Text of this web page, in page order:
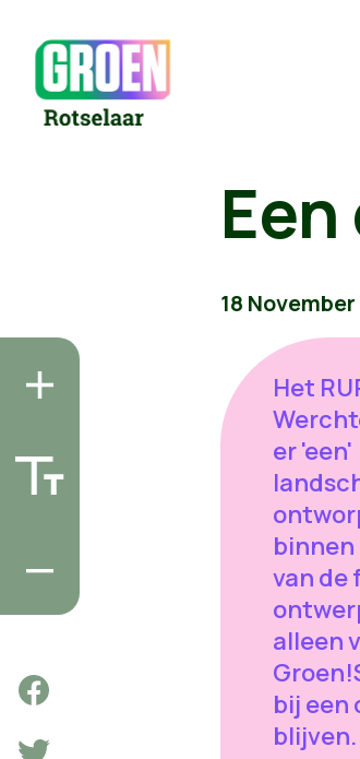
18 November
Het
er 'een'
van de
alleen
bij een